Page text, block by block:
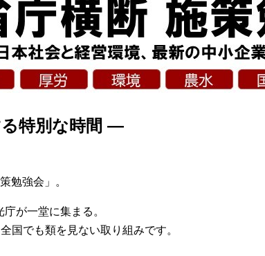
特別な時間 ―
勉強会」。
が一堂に集まる。
国でも類を見ない取り組みです。